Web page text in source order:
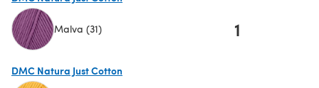
Malva (31) 1
DMC Natura Just Cotton